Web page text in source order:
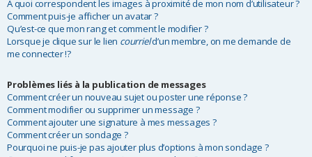
A quoi correspondent les images à proximité de mon nom d’utilisateur ?
Comment puis-je afficher un avatar ?
Qu’est-ce que mon rang et comment le modifier ?
Lorsque je clique sur le lien courrield’un membre, on me demande de
me connecter !?
Problèmes liés à la publication de messages
Comment créer un nouveau sujet ou poster une réponse ?
Comment modifier ou supprimer un message ?
Comment ajouter une signature à mes messages ?
Comment créer un sondage ?
Pourquoi ne puis-je pas ajouter plus d’options à mon sondage ?